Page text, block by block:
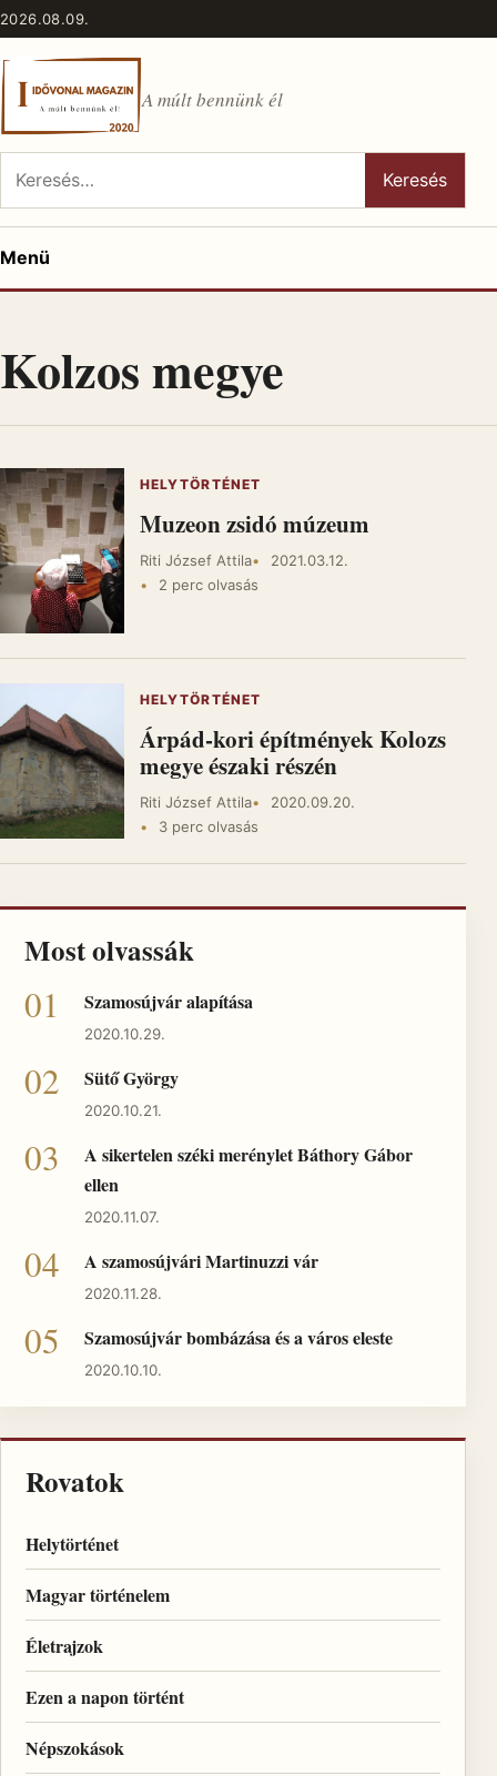
Ugrás a tartalomhoz
2026.08.09.
A múlt bennünk él
Keresés:
Keresés
Menü
Kolzos megye
HELYTÖRTÉNET
Muzeon zsidó múzeum
Riti József Attila
2021.03.12.
2 perc olvasás
HELYTÖRTÉNET
Árpád-kori építmények Kolozs
megye északi részén
Riti József Attila
2020.09.20.
3 perc olvasás
Most olvassák
Szamosújvár alapítása
2020.10.29.
Sütő György
2020.10.21.
A sikertelen széki merénylet Báthory Gábor
ellen
2020.11.07.
A szamosújvári Martinuzzi vár
2020.11.28.
Szamosújvár bombázása és a város eleste
2020.10.10.
Rovatok
Helytörténet
Magyar történelem
Életrajzok
Ezen a napon történt
Népszokások